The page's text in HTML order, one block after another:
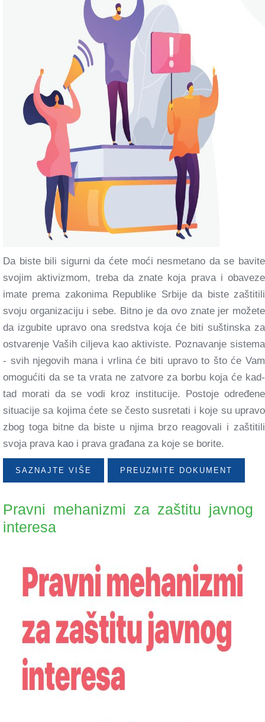
Da biste bili sigurni da ćete moći nesmetano da se bavite
svojim aktivizmom, treba da znate koja prava i obaveze
imate prema zakonima Republike Srbije da biste zaštitili
svoju organizaciju i sebe. Bitno je da ovo znate jer možete
da izgubite upravo ona sredstva koja će biti suštinska za
ostvarenje Vaših ciljeva kao aktiviste. Poznavanje sistema
- svih njegovih mana i vrlina će biti upravo to što će Vam
omogućiti da se ta vrata ne zatvore za borbu koja će kad-
tad morati da se vodi kroz institucije. Postoje određene
situacije sa kojima ćete se često susretati i koje su upravo
zbog toga bitne da biste u njima brzo reagovali i zaštitili
svoja prava kao i prava građana za koje se borite.
SAZNAJTE VIŠE PREUZMITE DOKUMENT
Pravni mehanizmi za zaštitu javnog
interesa